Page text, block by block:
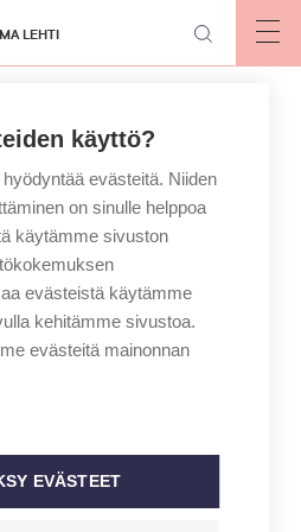
LEHTI
käyttö?
evästeitä. Niiden
on sinulle helppoa
käytämme sivuston
evästeistä käytämme
kehitämme sivustoa.
evästeitä mainonnan
EVÄSTEET